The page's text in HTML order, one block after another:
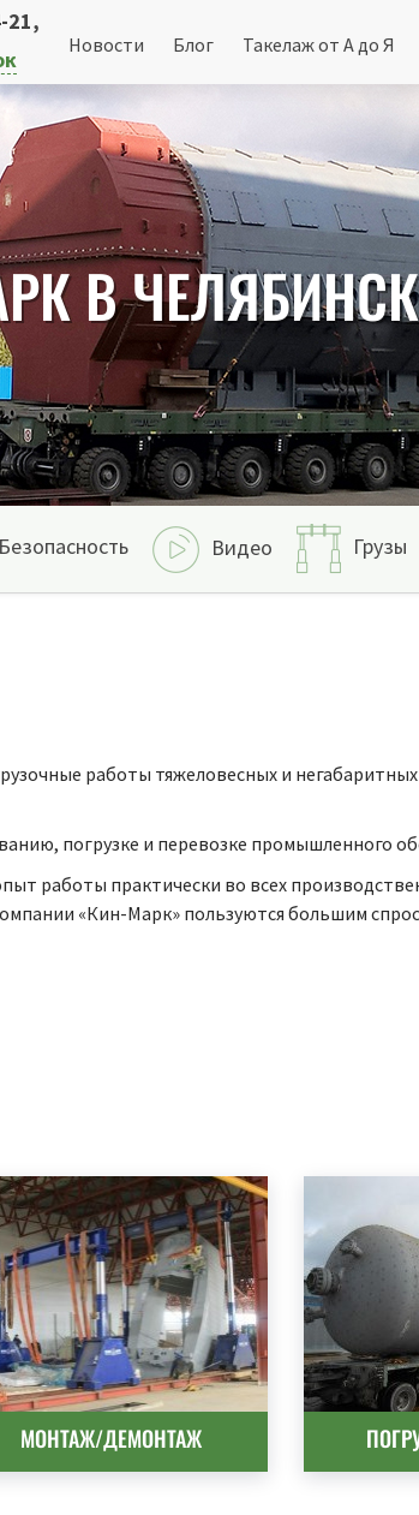
21,
Новости Блог Такелаж от А до Я
В
Безопасность Видео Грузы
работы тяжеловесных и
погрузке и перевозке промышленного
работы практически во всех
«Кин-Марк» пользуются большим
МОНТАЖ/ДЕМОНТАЖ